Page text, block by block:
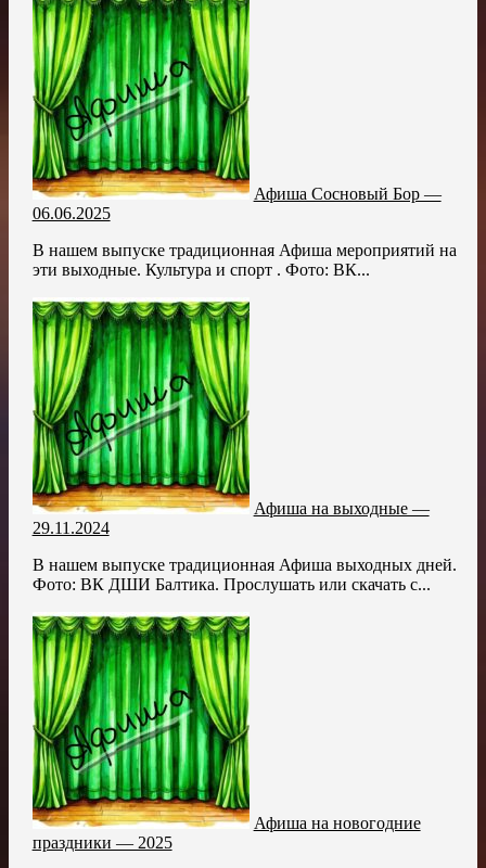
Афиша Сосновый Бор —
06.06.2025
В нашем выпуске традиционная Афиша мероприятий на
эти выходные. Культура и спорт . Фото: ВК...
Афиша на выходные —
29.11.2024
В нашем выпуске традиционная Афиша выходных дней.
Фото: ВК ДШИ Балтика. Прослушать или скачать с...
Афиша на новогодние
праздники — 2025